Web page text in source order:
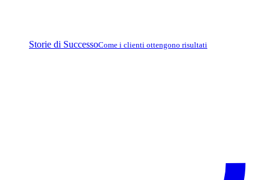
Storie di SuccessoCome i clienti ottengono risultati